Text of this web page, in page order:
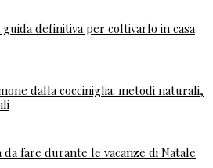
guida definitiva per coltivarlo in casa
dalla cocciniglia: metodi naturali,
fare durante le vacanze di Natale